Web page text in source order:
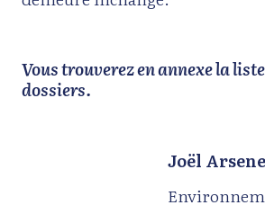
Vous trouverez en annexe la
dossiers.
Joël